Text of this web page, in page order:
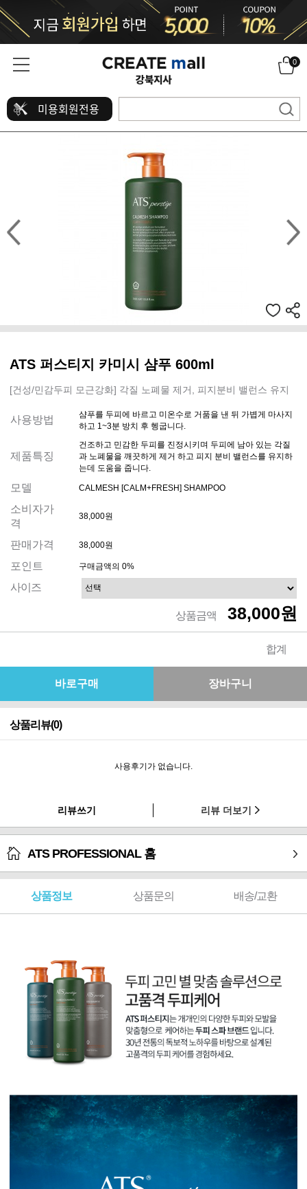
0
미용회원전용
ATS 퍼스티지 카미시 샴푸 600ml
[건성/민감두피 모근강화] 각질 노폐물 제거, 피지분비 밸런스 유지
사용방법
샴푸를 두피에 바르고 미온수로 거품을 낸 뒤 가볍게 마사지
하고 1~3분 방치 후 헹굽니다.
제품특징
건조하고 민감한 두피를 진정시키며 두피에 남아 있는 각질
과 노폐물을 깨끗하게 제거 하고 피지 분비 밸런스를 유지하
는데 도움을 줍니다.
모델 CALMESH [CALM+FRESH] SHAMPOO
소비자가
격
38,000원
판매가격 38,000원
포인트 구매금액의 0%
사이즈
상품금액 38,000원
합계
상품리뷰(0)
사용후기가 없습니다.
리뷰쓰기 리뷰 더보기
ATS PROFESSIONAL 홈
상품정보 상품문의 배송/교환